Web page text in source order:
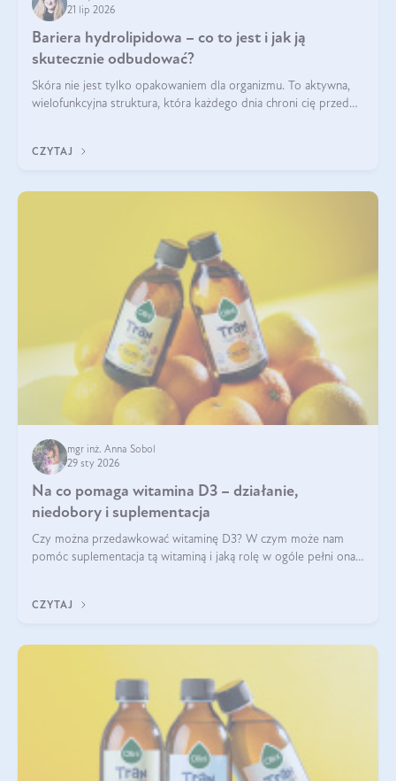
21 lip 2026
Bariera hydrolipidowa – co to jest i jak ją
skutecznie odbudować?
Skóra nie jest tylko opakowaniem dla organizmu. To aktywna,
wielofunkcyjna struktura, która każdego dnia chroni cię przed
bariera hydrolipidowa.
CZYTAJ
mgr inż. Anna Sobol
29 sty 2026
Na co pomaga witamina D3 – działanie,
niedobory i suplementacja
Czy można przedawkować witaminę D3? W czym może nam
pomóc suplementacja tą witaminą i jaką rolę w ogóle pełni ona
robić?
CZYTAJ